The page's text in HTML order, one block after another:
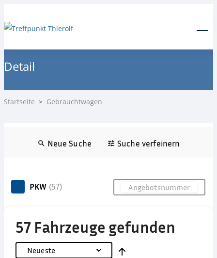
Detail
Startseite > Gebrauchtwagen
Neue Suche Suche verfeinern
PKW (57)
57 Fahrzeuge gefunden
Neueste